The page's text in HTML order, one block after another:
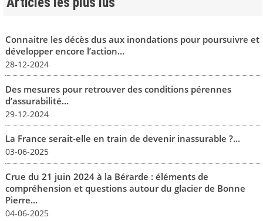
Connaitre les décès dus aux inondations pour poursuivre et
développer encore l’action...
28-12-2024
Des mesures pour retrouver des conditions pérennes
d’assurabilité...
29-12-2024
La France serait-elle en train de devenir inassurable ?...
03-06-2025
Crue du 21 juin 2024 à la Bérarde : éléments de
compréhension et questions autour du glacier de Bonne
Pierre...
04-06-2025